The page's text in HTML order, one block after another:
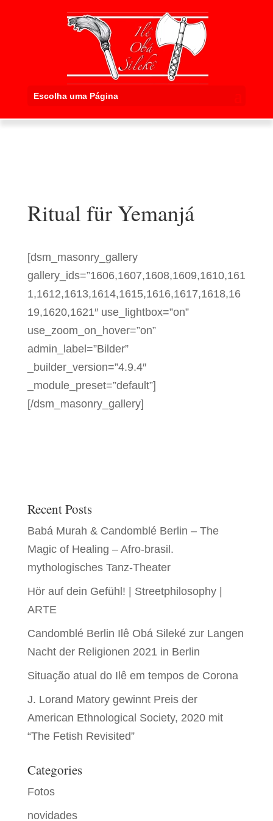
Escolha uma Página
Ritual für Yemanjá
[dsm_masonry_gallery
gallery_ids=”1606,1607,1608,1609,1610,161
1,1612,1613,1614,1615,1616,1617,1618,16
19,1620,1621″ use_lightbox=”on”
use_zoom_on_hover=”on”
admin_label=”Bilder”
_builder_version=”4.9.4″
_module_preset=”default”]
[/dsm_masonry_gallery]
Recent Posts
Babá Murah & Candomblé Berlin – The
Magic of Healing – Afro-brasil.
mythologisches Tanz-Theater
Hör auf dein Gefühl! | Streetphilosophy |
ARTE
Candomblé Berlin Ilê Obá Sileké zur Langen
Nacht der Religionen 2021 in Berlin
Situação atual do Ilê em tempos de Corona
J. Lorand Matory gewinnt Preis der
American Ethnological Society, 2020 mit
“The Fetish Revisited”
Categories
Fotos
novidades